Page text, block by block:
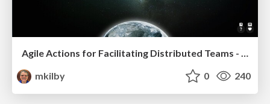
Agile Actions for Facilitating Distributed Teams - ADO2019
mkilby
0 240